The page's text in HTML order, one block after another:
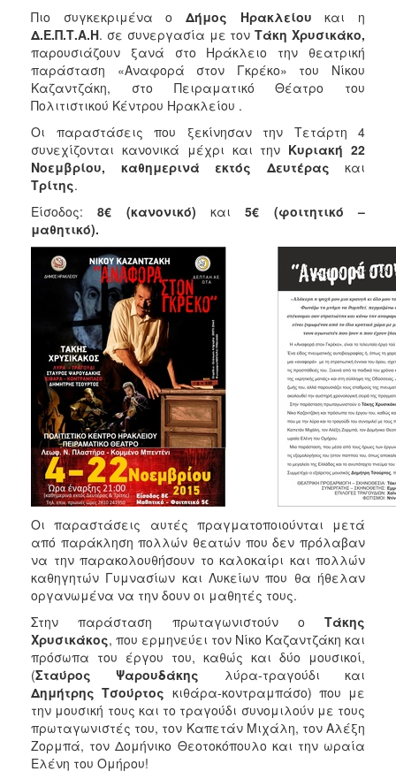
2011
2010
2006
ΤΟΠΟΣ
ΠΟΛΙΤΙΣΜΟΣ
ΑΝΘΕΚΤΙΚΗ
Πιο συγκεκριμένα ο Δήμος Ηρακλείου και η
Δ.Ε.Π.Τ.Α.Η. σε συνεργασία με τονΤάκη Χρυσικάκο,
παρουσιάζουν ξανά στο Ηράκλειο την θεατρική
παράσταση «Αναφορά στον Γκρέκο» του Νίκου
Καζαντζάκη, στο Πειραματικό Θέατρο του
Πολιτιστικού Κέντρου Ηρακλείου .
Οι παραστάσεις που ξεκίνησαν
την Τετάρτη 4
συνεχίζονται κανονικά μέχρι και την Κυριακή 22
Νοεμβρίου, καθημερινά εκτός
Δευτέρας και
Τρίτης.
Είσοδος: 8€ (κανονικό) και 5€ (φοιτητικό –
μαθητικό).
Οι παραστάσεις αυτές πραγματοποιούνται μετά
από παράκληση πολλών θεατών που δεν πρόλαβαν
να την παρακολουθήσουν το καλοκαίρι και πολλών
καθηγητών Γυμνασίων και Λυκείων που θα ήθελαν
οργανωμένα να την δουν οι μαθητές τους.
Στην παράσταση πρωταγωνιστούν ο Τάκης
Χρυσικάκος, που ερμηνεύει τον Νίκο Καζαντζάκη και
πρόσωπα του έργου του, καθώς και δύο μουσικοί,
(Σταύρος Ψαρουδάκης λύρα-τραγούδι και
Δημήτρης Τσούρτος κιθάρα-κοντραμπάσο) που με
την μουσική τους και το τραγούδι συνομιλούν με τους
πρωταγωνιστές του, τον Καπετάν Μιχάλη, τον Αλέξη
Ζορμπά, τον Δομήνικο Θεοτοκόπουλο και την ωραία
Ελένη του Ομήρου!